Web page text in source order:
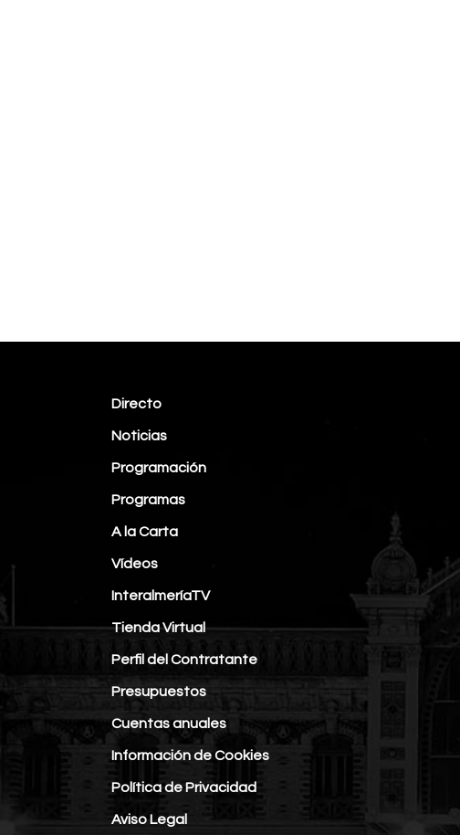
Directo
Noticias
Programación
Programas
A la Carta
Vídeos
InteralmeríaTV
Tienda Virtual
Perfil del Contratante
Presupuestos
Cuentas anuales
Información de Cookies
Política de Privacidad
Aviso Legal